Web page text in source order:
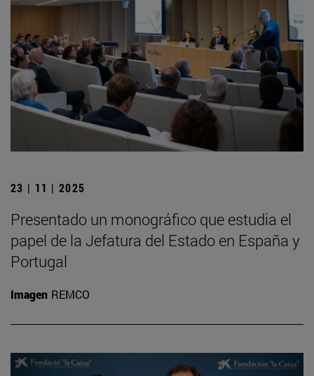
23 | 11 | 2025
Presentado un monográfico que estudia el
papel de la Jefatura del Estado en España y
Portugal
Imagen REMCO